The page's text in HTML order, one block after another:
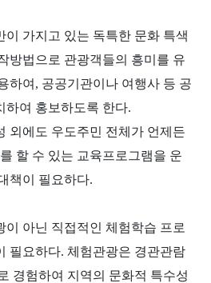
이 가지고 있는 독특한 문화 특색
방법으로 관광객들의 흥미를 유
하여, 공공기관이나 여행사 등 공
하여 홍보하도록 한다.
외에도 우도주민 전체가 언제든
할 수 있는 교육프로그램을 운
책이 필요하다.
이 아닌 직접적인 체험학습 프로
필요하다. 체험관광은 경관관람
경험하여 지역의 문화적 특수성